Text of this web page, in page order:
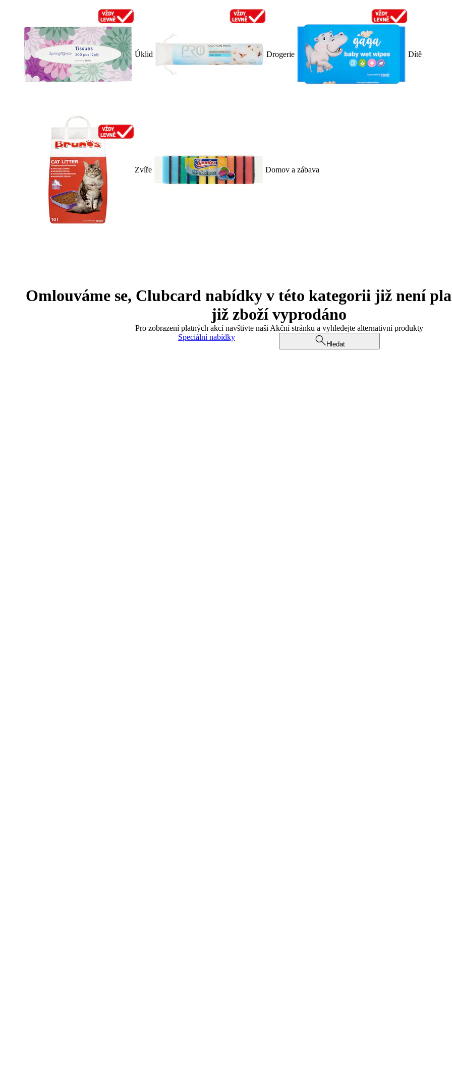
Úklid Drogerie Dítě
Zvíře Domov a zábava
Omlouváme se, Clubcard nabídky v této kategorii již není
již zboží vyprodáno
Pro zobrazení platných akcí navštivte naši Akční stránku a vyhledejte alternativní produkty
Speciální nabídky
Hledat